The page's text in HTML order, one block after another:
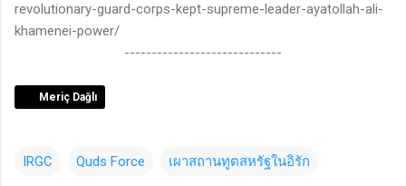
revolutionary-guard-corps-kept-supreme-leader-ayatollah-ali-
khamenei-power/
-----------------------------
Meriç Dağlı
IRGC Quds Force เผาสถานทูตสหรัฐในอิรัก